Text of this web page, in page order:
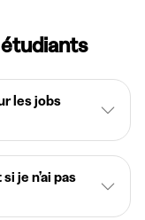
les jobs
je n’ai pas